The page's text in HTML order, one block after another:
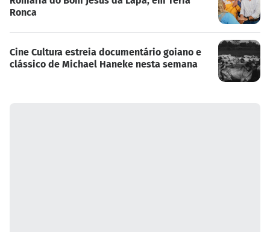
Ronca
Cine Cultura estreia documentário goiano e
clássico de Michael Haneke nesta semana